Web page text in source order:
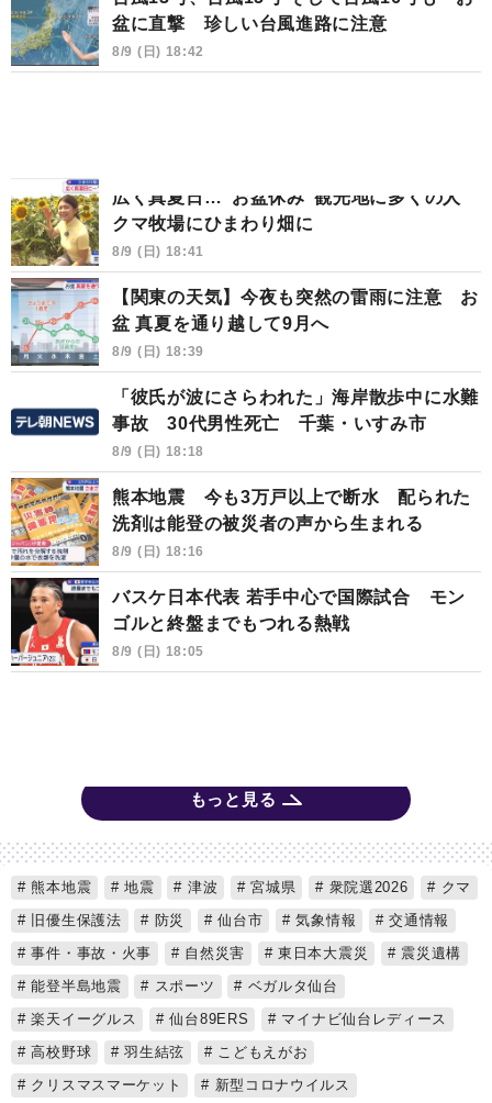
盆に直撃 珍しい台風進路に注意
8/9 (日) 18:42
広く真夏日…“お盆休み”観光地に多くの人
クマ牧場にひまわり畑に
8/9 (日) 18:41
【関東の天気】今夜も突然の雷雨に注意 お
盆 真夏を通り越して9月へ
8/9 (日) 18:39
「彼氏が波にさらわれた」海岸散歩中に水難
事故 30代男性死亡 千葉・いすみ市
8/9 (日) 18:18
熊本地震 今も3万戸以上で断水 配られた
洗剤は能登の被災者の声から生まれる
8/9 (日) 18:16
バスケ日本代表 若手中心で国際試合 モン
ゴルと終盤までもつれる熱戦
8/9 (日) 18:05
もっと見る
熊本地震 地震 津波 宮城県 衆院選2026
クマ
旧優生保護法
防災 仙台市 気象情報
交通情報
事件・事故・火事
自然災害 東日本大震災
震災遺構
能登半島地震
スポーツ
ベガルタ仙台
楽天イーグルス
仙台89ERS
マイナビ仙台レディース
高校野球
羽生結弦
こどもえがお
クリスマスマーケット
新型コロナウイルス